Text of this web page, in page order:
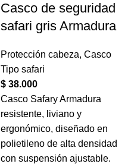
Casco de seguridad
safari gris Armadura
Protección cabeza, Casco
Tipo safari
$ 38.000
Casco Safary Armadura
resistente, liviano y
ergonómico, diseñado en
polietileno de alta densidad
con suspensión ajustable.